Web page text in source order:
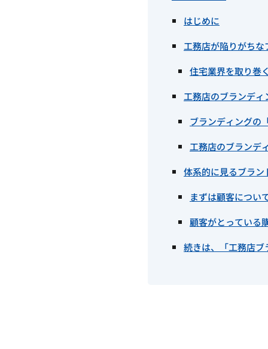
はじめに
工務店が陥りがち
住宅業界を取り巻
工務店のブランデ
ブランディングの
工務店のブランデ
体系的に見るブラン
まずは顧客につい
顧客がとっている
続きは、「工務店